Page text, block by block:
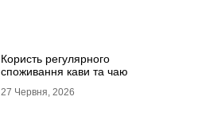
Користь регулярного
споживання кави та чаю
27 Червня, 2026